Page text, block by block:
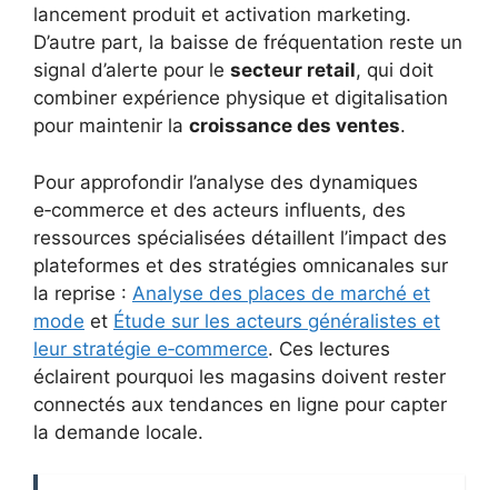
lancement produit et activation marketing.
D’autre part, la baisse de fréquentation reste un
signal d’alerte pour le secteur retail, qui doit
combiner expérience physique et digitalisation
pour maintenir la croissance des ventes.
Pour approfondir l’analyse des dynamiques
e‑commerce et des acteurs influents, des
ressources spécialisées détaillent l’impact des
plateformes et des stratégies omnicanales sur
la reprise : Analyse des places de marché et
mode et Étude sur les acteurs généralistes et
leur stratégie e‑commerce. Ces lectures
éclairent pourquoi les magasins doivent rester
connectés aux tendances en ligne pour capter
la demande locale.